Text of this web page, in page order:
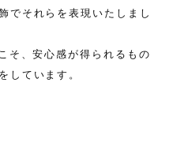
でそれらを表現いたしまし
そ、安心感が得られるもの
しています。